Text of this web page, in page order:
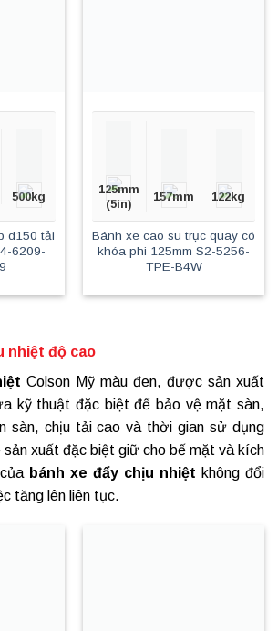
500kg
d150 tải
6209-
125mm
(5in)
157mm 122kg
Bánh xe cao su trục quay có
khóa phi 125mm S2-5256-
TPE-B4W
nhiệt độ cao
Colson Mỹ màu đen, được sản xuất
kỹ thuật đặc biệt để bảo vệ mặt sàn,
sàn, chịu tải cao và thời gian sử dụng
sản xuất đặc biệt giữ cho bế mặt và kích
bánh xe đẩy chịu nhiệt không đổi
tăng lên liên tục.